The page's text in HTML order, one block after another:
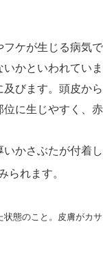
ケが生じる病気
かといわれてい
びます。頭皮か
に生じやすく、
かさぶたが付着
られます。
態のこと。皮膚がカ